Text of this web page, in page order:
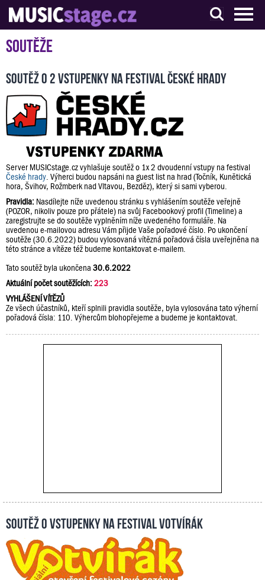
S muzikanty pro muzikanty
Soutěže
Soutěž o 2 vstupenky na festival České hrady
Server MUSICstage.cz vyhlašuje soutěž o 1x 2 dvoudenní vstupy na festival
České hrady . Výherci budou napsáni na guest list na hrad (Točník, Kunětická
hora, Švihov, Rožmberk nad Vltavou, Bezděz), který si sami vyberou.
Pravidla: Nasdílejte níže uvedenou stránku s vyhlášením soutěže veřejně
(POZOR, nikoliv pouze pro přátele) na svůj Facebookový profil (Timeline) a
zaregistrujte se do soutěže vyplněním níže uvedeného formuláře. Na
uvedenou e-mailovou adresu Vám přijde Vaše pořadové číslo. Po ukončení
soutěže (30.6.2022) budou vylosovaná vítězná pořadová čísla uveřejněna na
této stránce a vítěze též budeme kontaktovat e-mailem.
Tato soutěž byla ukončena 30.6.2022
Aktuální počet soutěžících:223
VYHLÁŠENÍ VÍTĚZŮ
Ze všech účastníků, kteří splnili pravidla soutěže, byla vylosována tato výherní
pořadová čísla: 110. Výhercům blohopřejeme a budeme je kontaktovat.
Soutěž o vstupenky na festival Votvírák